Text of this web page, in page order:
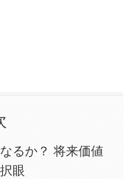
るか？ 将来価値
眼